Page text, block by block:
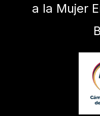
a la Mujer